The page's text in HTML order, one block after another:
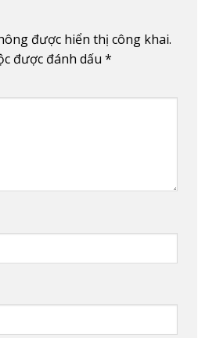
được hiển thị công khai.
được đánh dấu *